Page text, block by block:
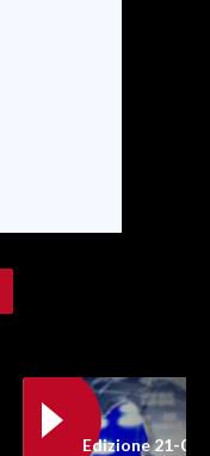
Edizione 21-05-